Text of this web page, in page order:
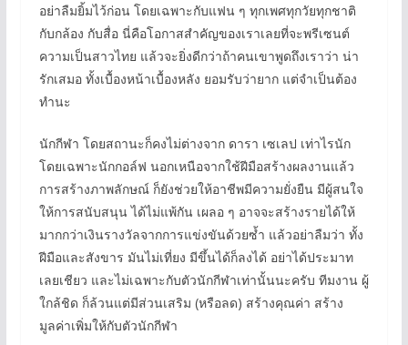
อย่าลืมยิ้มไว้ก่อน โดยเฉพาะกับแฟน ๆ ทุกเพศทุกวัยทุกชาติ
กับกล้อง กับสื่อ นี่คือโอกาสสำคัญของเราเลยที่จะพรีเซนต์
ความเป็นสาวไทย แล้วจะยิ่งดีกว่าถ้าคนเขาพูดถึงเราว่า น่า
รักเสมอ ทั้งเบื้องหน้าเบื้องหลัง ยอมรับว่ายาก แต่จำเป็นต้อง
ทำนะ
นักกีฬา โดยสถานะก็คงไม่ต่างจาก ดารา เซเลป เท่าไรนัก
โดยเฉพาะนักกอล์ฟ นอกเหนือจากใช้ฝีมือสร้างผลงานแล้ว
การสร้างภาพลักษณ์ ก็ยังช่วยให้อาชีพมีความยั่งยืน มีผู้สนใจ
ให้การสนับสนุน ได้ไม่แพ้กัน เผลอ ๆ อาจจะสร้างรายได้ให้
มากกว่าเงินรางวัลจากการแข่งขันด้วยซ้ำ แล้วอย่าลืมว่า ทั้ง
ฝีมือและสังขาร มันไม่เที่ยง มีขึ้นได้ก็ลงได้ อย่าได้ประมาท
เลยเชียว และไม่เฉพาะกับตัวนักกีฬาเท่านั้นนะครับ ทีมงาน ผู้
ใกล้ชิด ก็ล้วนแต่มีส่วนเสริม (หรือลด) สร้างคุณค่า สร้าง
มูลค่าเพิ่มให้กับตัวนักกีฬา